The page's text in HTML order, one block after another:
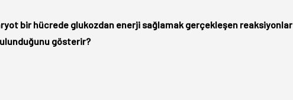
bir hücrede glukozdan enerji sağlamak gerçekleşen reaksiyonlar
gösterir?